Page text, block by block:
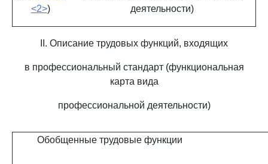
<2>)
деятельности)
II. Описание трудовых функций, входящих
в профессиональный стандарт (функциональная
карта вида
профессиональной деятельности)
Обобщенные трудовые функции